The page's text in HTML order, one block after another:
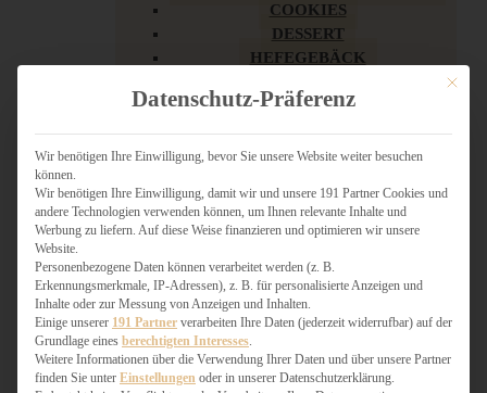
COOKIES
DESSERT
HEFEGEBÄCK
KUCHEN
LOW CARB & GESÜNDER
MY AMERICAN BAKERY
SCHOKOLADIGES
SÜSSES HAUPTGERICHT
TÖRTCHEN
VEGAN SÜSS
WEIHNACHTSBÄCKEREI
Mit
Datenschutz-Präferenz
Wir benötigen Ihre Einwilligung, bevor Sie unsere Website weiter besuchen
können.
Wir benötigen Ihre Einwilligung, damit wir und unsere 191 Partner Cookies und
andere Technologien verwenden können, um Ihnen relevante Inhalte und
Werbung zu liefern. Auf diese Weise finanzieren und optimieren wir unsere
Website.
Personenbezogene Daten können verarbeitet werden (z. B.
Erkennungsmerkmale, IP-Adressen), z. B. für personalisierte Anzeigen und
Inhalte oder zur Messung von Anzeigen und Inhalten.
Einige unserer 191 Partner verarbeiten Ihre Daten (jederzeit widerrufbar) auf der
Grundlage eines berechtigten Interesses
Weitere Informationen über die Verwendung Ihrer Daten und über unsere Partner
finden Sie unter Einstellungen oder in unserer Datenschutzerklärung.